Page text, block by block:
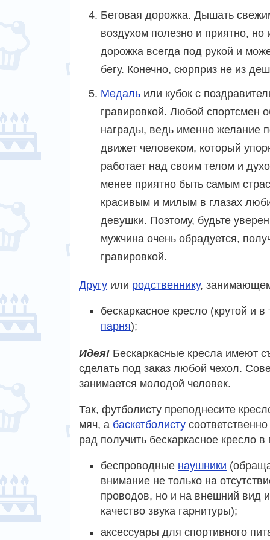
Беговая дорожка. Дышать
воздухом полезно и приятно,
дорожка всегда под рукой и
бегу. Конечно, сюрприз не из
Медаль или кубок с
гравировкой. Любой спортсмен
награды, ведь именно желание
движет человеком, который
работает над своим телом и
менее приятно быть самым
красивым и милым в глазах
девушки. Поэтому, будьте
мужчина очень обрадуется,
гравировкой.
Другу или родственнику,
бескаркасное кресло (крутой и
парня);
Идея! Бескаркасные кресла имеют
сделать под заказ любой чехол.
занимается молодой человек.
Так, футболисту преподнесите
мяч, а баскетболисту
рад получить бескаркасное кресло
беспроводные наушники
внимание не только на
проводов, но и на внешний вид и
качество звука гарнитуры);
аксессуары для спортивного